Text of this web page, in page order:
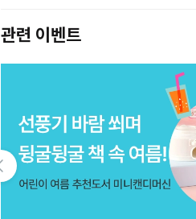
관련 이벤트